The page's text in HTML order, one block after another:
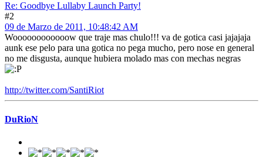
Re: Goodbye Lullaby Launch Party!
#2
09 de Marzo de 2011, 10:48:42 AM
Woooooooooooow que traje mas chulo!!! va de gotica casi jajajaja
aunk ese pelo para una gotica no pega mucho, pero nose en general
no me disgusta, aunque hubiera molado mas con mechas negras
http://twitter.com/SantiRiot
DuRioN